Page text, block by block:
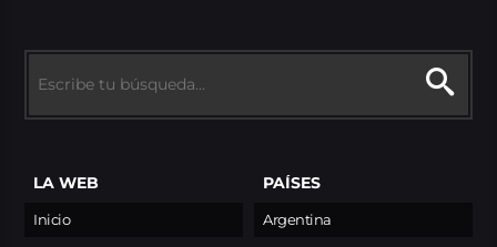
LA WEB
Inicio
PAÍSES
Argentina